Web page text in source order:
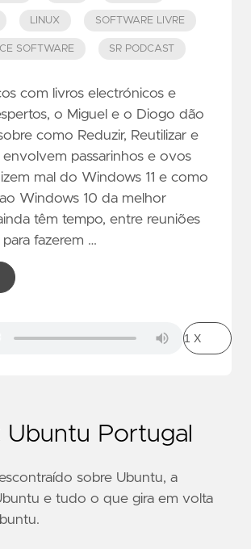
LINUX SOFTWARE LIVRE
SOFTWARE SR PODCAST
com livros electrónicos e
o Miguel e o Diogo dão
como Reduzir, Reutilizar e
envolvem passarinhos e ovos
mal do Windows 11 e como
Windows 10 da melhor
têm tempo, entre reuniões
fazerem …
Ubuntu Portugal
sobre Ubuntu, a
e tudo o que gira em volta